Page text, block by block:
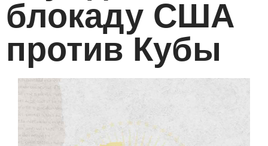
блокаду США
против Кубы